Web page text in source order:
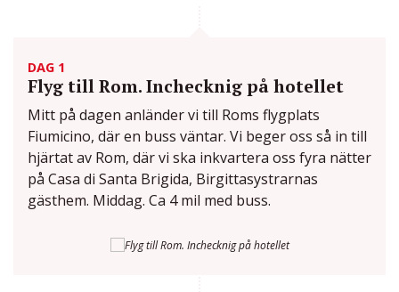
DAG 1
Flyg till Rom. Inchecknig på hotellet
Mitt på dagen anländer vi till Roms flygplats
Fiumicino, där en buss väntar. Vi beger oss så in till
hjärtat av Rom, där vi ska inkvartera oss fyra nätter
på Casa di Santa Brigida, Birgittasystrarnas
gästhem. Middag. Ca 4 mil med buss.